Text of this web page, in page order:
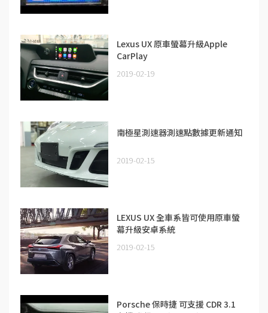
Lexus UX 原車螢幕升級Apple
CarPlay
2019-02-19
南極星測速器測速點數據更新通知
2019-02-15
LEXUS UX 全車系皆可使用原車螢
幕升級安卓系統
2019-02-15
Porsche 保時捷 可支援 CDR 3.1